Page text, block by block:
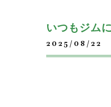
いつもジム
2025/08/22